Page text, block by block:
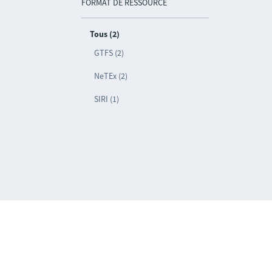
FORMAT DE RESSOURCE
Tous (2)
GTFS (2)
NeTEx (2)
SIRI (1)